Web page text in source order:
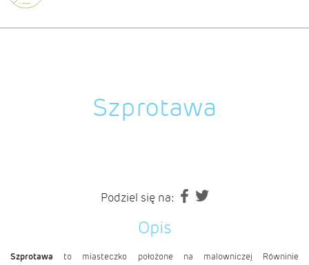
Szprotawa
Podziel się na:
Opis
Szprotawa to miasteczko położone na malowniczej Równinie